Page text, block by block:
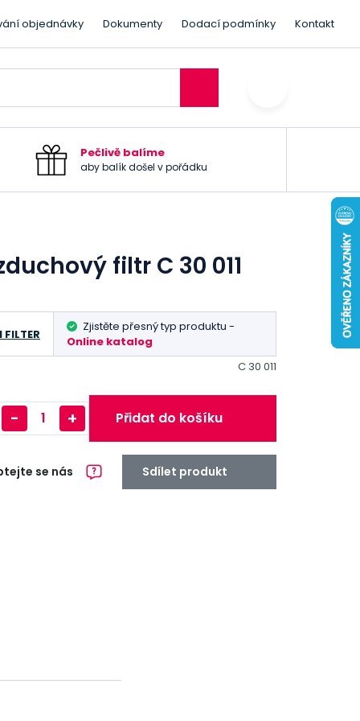
objednávky Dokumenty Dodací podmínky Kontakt
Pečlivě balíme
aby balík došel v pořádku
filtr C 30 011
Zjistěte přesný typ produktu -
Online katalog
C 30 011
- + Přidat do košíku
se nás Sdílet produkt